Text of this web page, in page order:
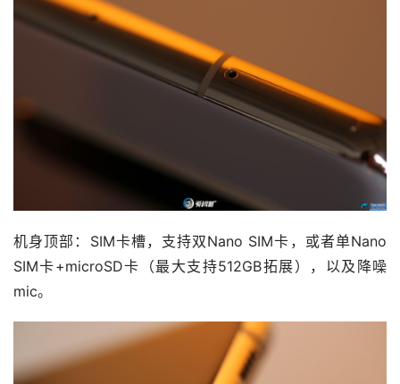
机身顶部：SIM卡槽，支持双Nano SIM卡，或者单Nano
SIM卡+microSD卡（最大支持512GB拓展），以及降噪
mic。